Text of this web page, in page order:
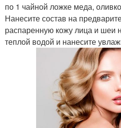
по 1 чайной ложке меда,
Нанесите состав на
распаренную кожу лица и шеи
теплой водой и нанесите